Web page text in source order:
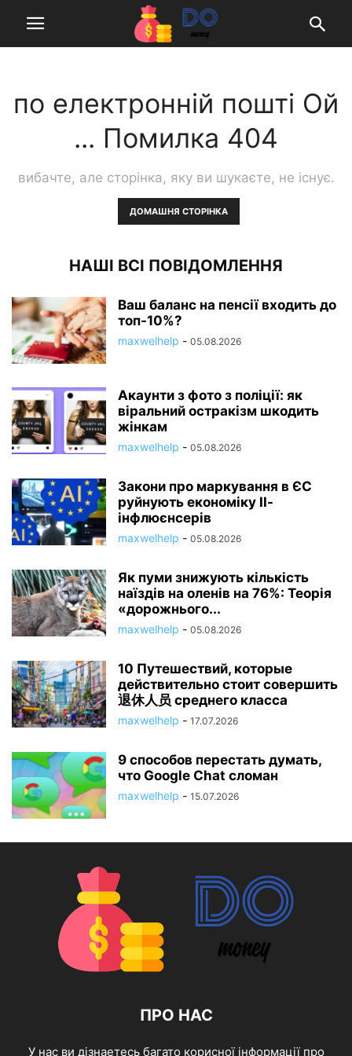
по електронній пошті Ой
... Помилка 404
вибачте, але сторінка, яку ви шукаєте, не існує.
ДОМАШНЯ СТОРІНКА
НАШІ ВСІ ПОВІДОМЛЕННЯ
Ваш баланс на пенсії входить до
топ-10%?
maxwelhelp - 05.08.2026
Акаунти з фото з поліції: як
віральний остракізм шкодить
жінкам
maxwelhelp - 05.08.2026
Закони про маркування в ЄС
руйнують економіку ІІ-
інфлюєнсерів
maxwelhelp - 05.08.2026
Як пуми знижують кількість
наїздів на оленів на 76%: Теорія
«дорожнього...
maxwelhelp - 05.08.2026
10 Путешествий, которые
действительно стоит совершить
退休人员 среднего класса
maxwelhelp - 17.07.2026
9 способов перестать думать,
что Google Chat сломан
maxwelhelp - 15.07.2026
ПРО НАС
У нас ви дізнаетесь багато корисної інформації про